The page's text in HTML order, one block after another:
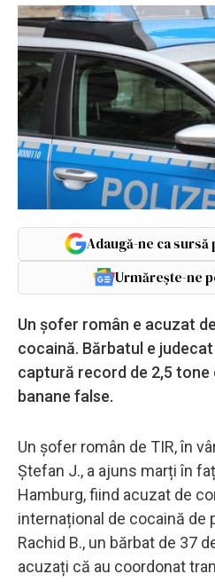
Adaugă-ne ca
Urmărește-ne
Un șofer român e acuzat
cocaină. Bărbatul e
captură record de 2,5 tone
banane false.
Un șofer român de TIR, în
Ștefan J., a ajuns marți în
Hamburg, fiind acuzat de
internațional de cocaină de
Rachid B., un bărbat de 37
acuzați că au coordonat